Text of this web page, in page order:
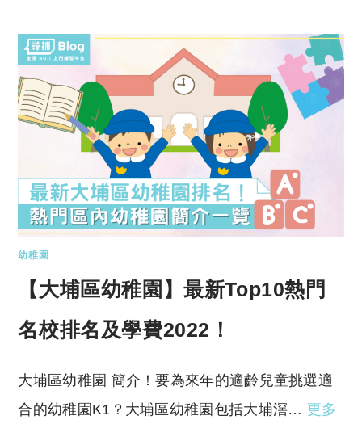
幼稚園
【大埔區幼稚園】最新Top10熱門
名校排名及學費2022！
大埔區幼稚園 簡介！要為來年的適齡兒童挑選適
合的幼稚園K1？大埔區幼稚園包括大埔滘… 更多